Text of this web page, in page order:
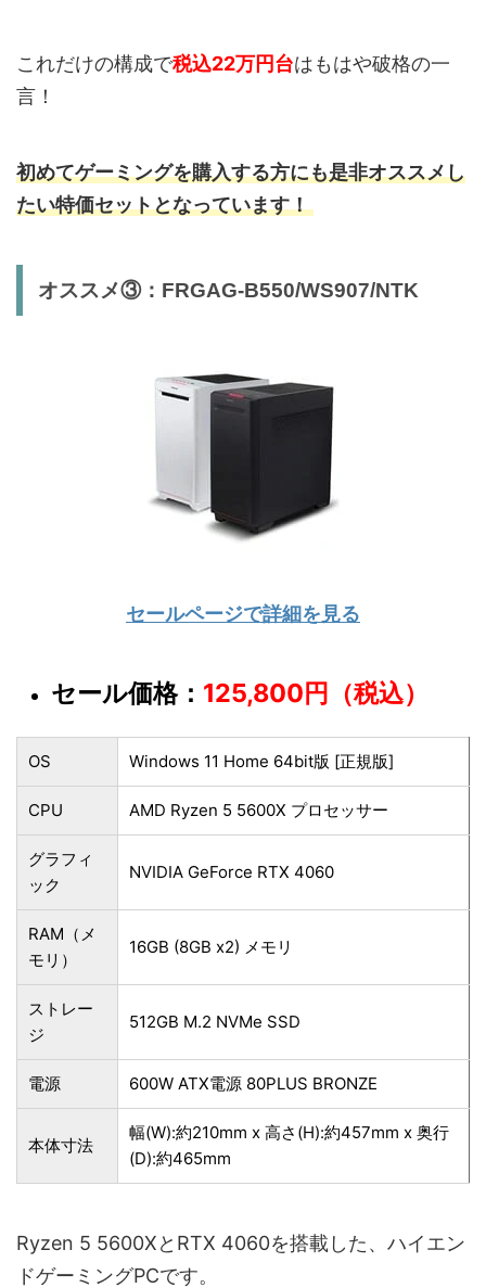
これだけの構成で税込22万円台はもはや破格の一
言！
初めてゲーミングを購入する方にも是非オススメし
たい特価セットとなっています！
オススメ③：FRGAG-B550/WS907/NTK
セールページで詳細を見る
セール価格： 125,800円（税込）
OS Windows 11 Home 64bit版 [正規版]
CPU AMD Ryzen 5 5600X プロセッサー
グラフィ
ック
NVIDIA GeForce RTX 4060
RAM（メ
モリ）
16GB (8GB x2) メモリ
ストレー
ジ
512GB M.2 NVMe SSD
電源 600W ATX電源 80PLUS BRONZE
本体寸法
幅(W):約210mm x 高さ(H):約457mm x 奥行
(D):約465mm
Ryzen 5 5600XとRTX 4060を搭載した、ハイエン
ドゲーミングPCです。